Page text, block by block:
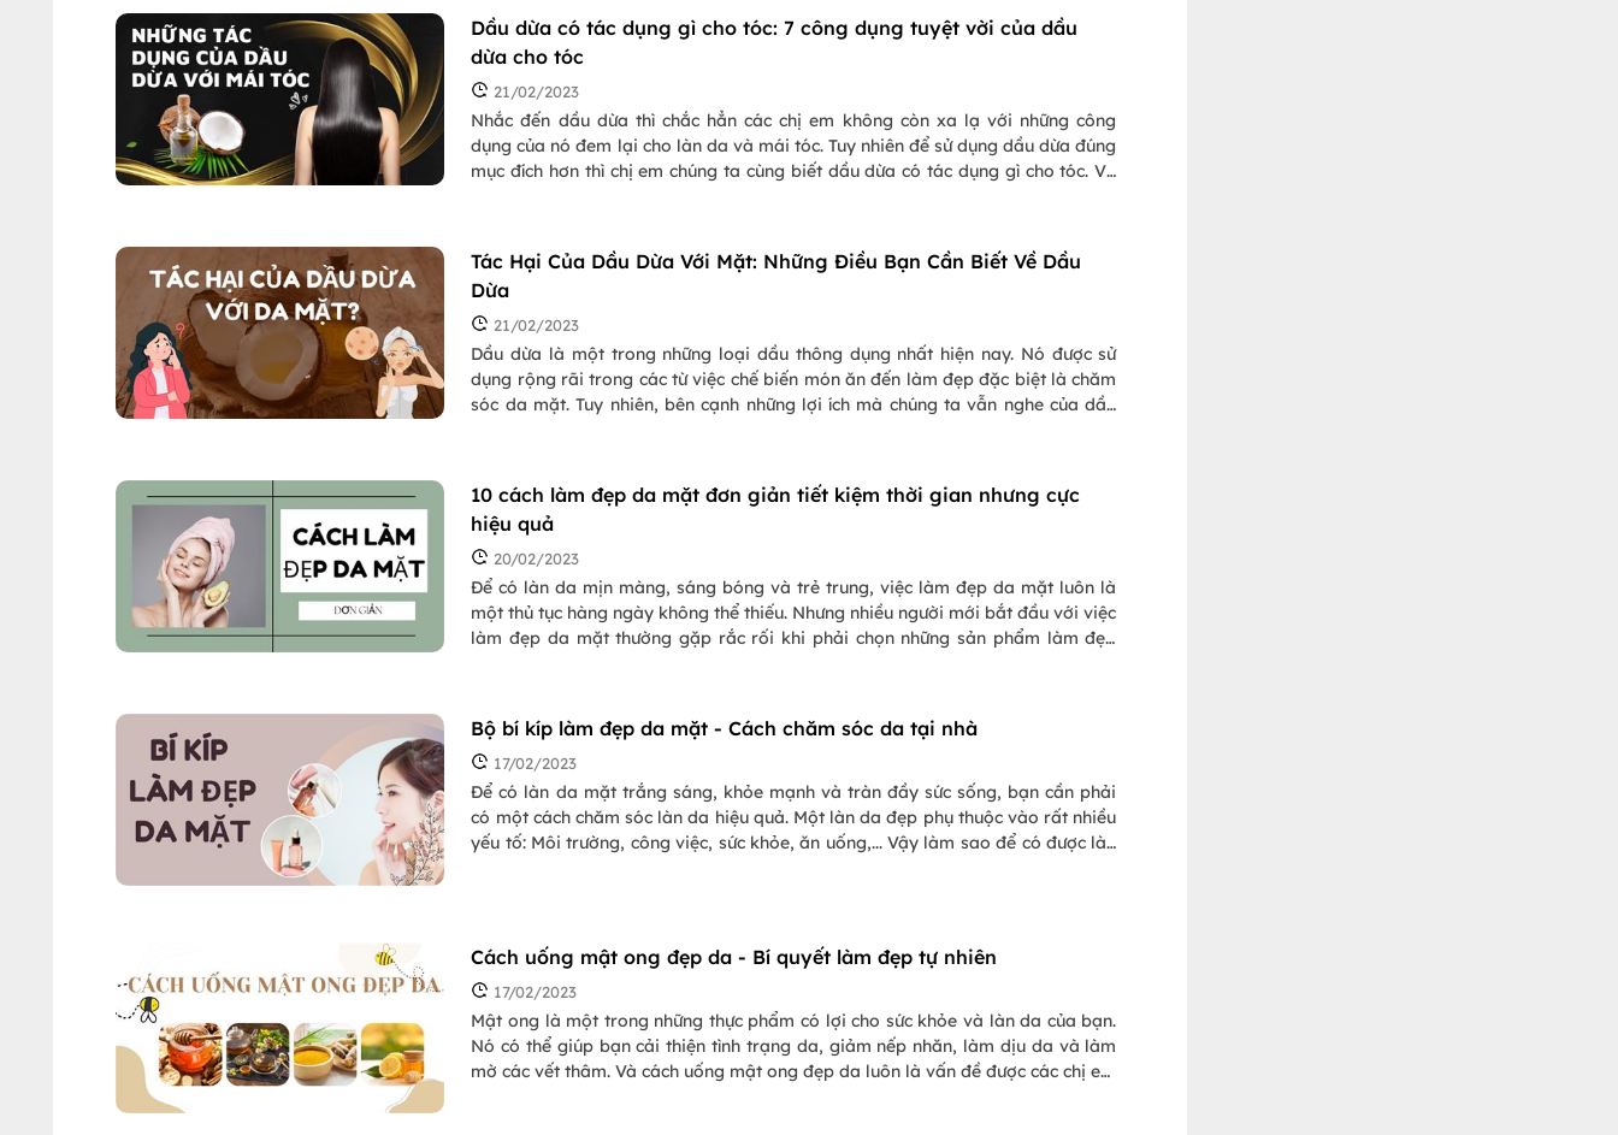
Dầu dừa có tác dụng gì cho tóc: 7 công dụng tuyệt vời của dầu
dừa cho tóc
21/02/2023
Nhắc đến dầu dừa thì chắc hẳn các chị em không còn xa lạ với những công
dụng của nó đem lại cho làn da và mái tóc. Tuy nhiên để sử dụng dầu dừa đúng
mục đích hơn thì chị em chúng ta cùng biết dầu dừa có tác dụng gì cho tóc. Và
Tác Hại Của Dầu Dừa Với Mặt: Những Điều Bạn Cần Biết Về Dầu
Dừa
21/02/2023
Dầu dừa là một trong những loại dầu thông dụng nhất hiện nay. Nó được sử
dụng rộng rãi trong các từ việc chế biến món ăn đến làm đẹp đặc biệt là chăm
sóc da mặt. Tuy nhiên, bên cạnh những lợi ích mà chúng ta vẫn nghe của dầu
xem có nên sử dụng dầu dừa trong liệu trình chăm sóc da của mình không nhé!
10 cách làm đẹp da mặt đơn giản tiết kiệm thời gian nhưng cực
hiệu quả
20/02/2023
Để có làn da mịn màng, sáng bóng và trẻ trung, việc làm đẹp da mặt luôn là
một thủ tục hàng ngày không thể thiếu. Nhưng nhiều người mới bắt đầu với việc
làm đẹp da mặt thường gặp rắc rối khi phải chọn những sản phẩm làm đẹp
Bộ bí kíp làm đẹp da mặt - Cách chăm sóc da tại nhà
17/02/2023
Để có làn da mặt trắng sáng, khỏe mạnh và tràn đầy sức sống, bạn cần phải
có một cách chăm sóc làn da hiệu quả. Một làn da đẹp phụ thuộc vào rất nhiều
yếu tố: Môi trường, công việc, sức khỏe, ăn uống,... Vậy làm sao để có được làn
Cách uống mật ong đẹp da - Bí quyết làm đẹp tự nhiên
17/02/2023
Mật ong là một trong những thực phẩm có lợi cho sức khỏe và làn da của bạn.
Nó có thể giúp bạn cải thiện tình trạng da, giảm nếp nhăn, làm dịu da và làm
mờ các vết thâm. Và cách uống mật ong đẹp da luôn là vấn đề được các chị em